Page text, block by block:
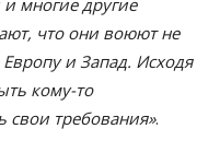
что они воюют не
и Запад. Исходя
кому-то
требования».